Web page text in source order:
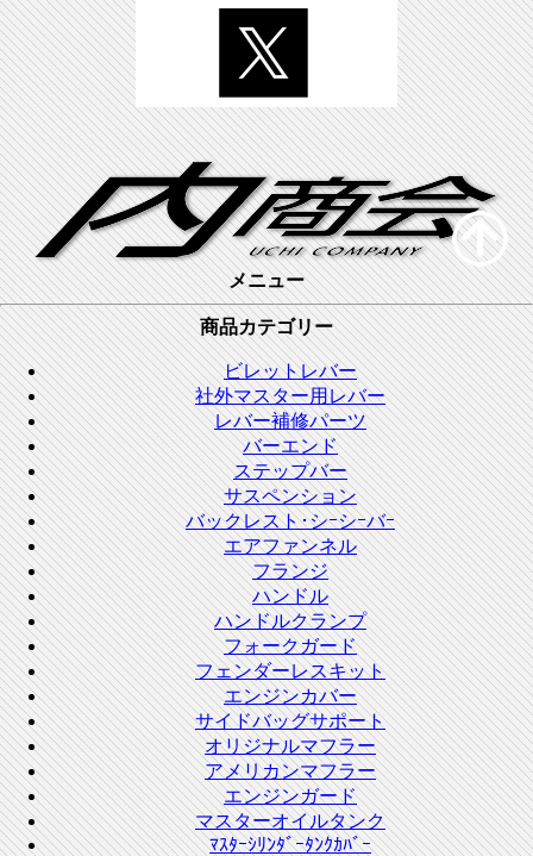
メニュー
商品カテゴリー
ビレットレバー
社外マスター用レバー
レバー補修パーツ
バーエンド
ステップバー
サスペンション
バックレスト･シｰシｰバｰ
エアファンネル
フランジ
ハンドル
ハンドルクランプ
フォークガード
フェンダーレスキット
エンジンカバー
サイドバッグサポート
オリジナルマフラー
アメリカンマフラー
エンジンガード
マスターオイルタンク
ﾏｽﾀｰｼﾘﾝﾀﾞｰﾀﾝｸｶﾊﾞｰ